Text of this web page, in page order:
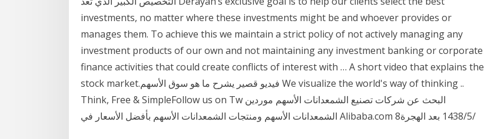
investments, no matter where these investments might be and whoever provides or
manages them. To achieve this we maintain a strict policy of not actively managing any
investment products of our own and not maintaining any investment banking or corporate
finance activities that could create conflicts of interest with … A short video that explains the
stock market.فيديو قصير يشرح ما هو سوق الأسهم We visualize the world's way of thinking ..
Think, Free & SimpleFollow us on Tw البحث عن شركات تصنيع الشمعدانات الأسهم موردين
الشمعدانات الأسهم ومنتجات الشمعدانات الأسهم بأفضل الأسعار في Alibaba.com 8‏‏/5‏‏/1438 بعد الهجرة